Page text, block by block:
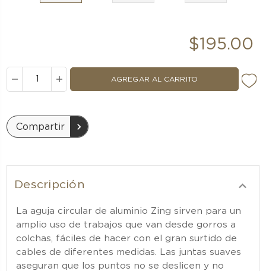
$195.00
AUMENTAR
LA
DISMINUIR
LA
Compartir
Descripción
La aguja circular de aluminio Zing sirven para un
amplio uso de trabajos que van desde gorros a
colchas, fáciles de hacer con el gran surtido de
cables de diferentes medidas. Las juntas suaves
aseguran que los puntos no se deslicen y no